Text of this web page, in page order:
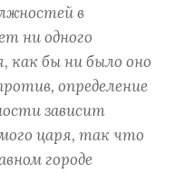
в
ни одного
как бы ни было оно
определение
зависит
царя, так что
городе